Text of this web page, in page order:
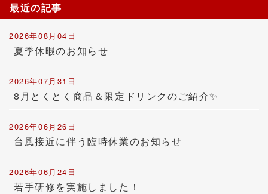
最近の記事
2026年08月04日
夏季休暇のお知らせ
2026年07月31日
8月とくとく商品＆限定ドリンクのご紹介✨
2026年06月26日
台風接近に伴う臨時休業のお知らせ
2026年06月24日
若手研修を実施しました！